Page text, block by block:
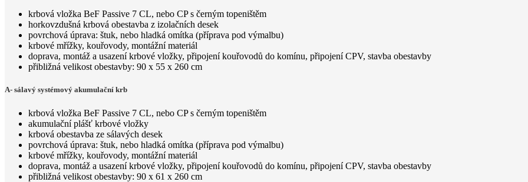
krbová vložka BeF Passive 7 CL, nebo CP s černým topeništěm
horkovzdušná krbová obestavba z izolačních desek
povrchová úprava: štuk, nebo hladká omítka (příprava pod výmalbu)
krbové mřížky, kouřovody, montážní materiál
doprava, montáž a usazení krbové vložky, připojení kouřovodů do komínu, připojení CPV, stavba obestavby
přibližná velikost obestavby: 90 x 55 x 260 cm
A- sálavý systémový akumulační krb
krbová vložka BeF Passive 7 CL, nebo CP s černým topeništěm
akumulační plášť krbové vložky
krbová obestavba ze sálavých desek
povrchová úprava: štuk, nebo hladká omítka (příprava pod výmalbu)
krbové mřížky, kouřovody, montážní materiál
doprava, montáž a usazení krbové vložky, připojení kouřovodů do komínu, připojení CPV, stavba obestavby
přibližná velikost obestavby: 90 x 61 x 260 cm